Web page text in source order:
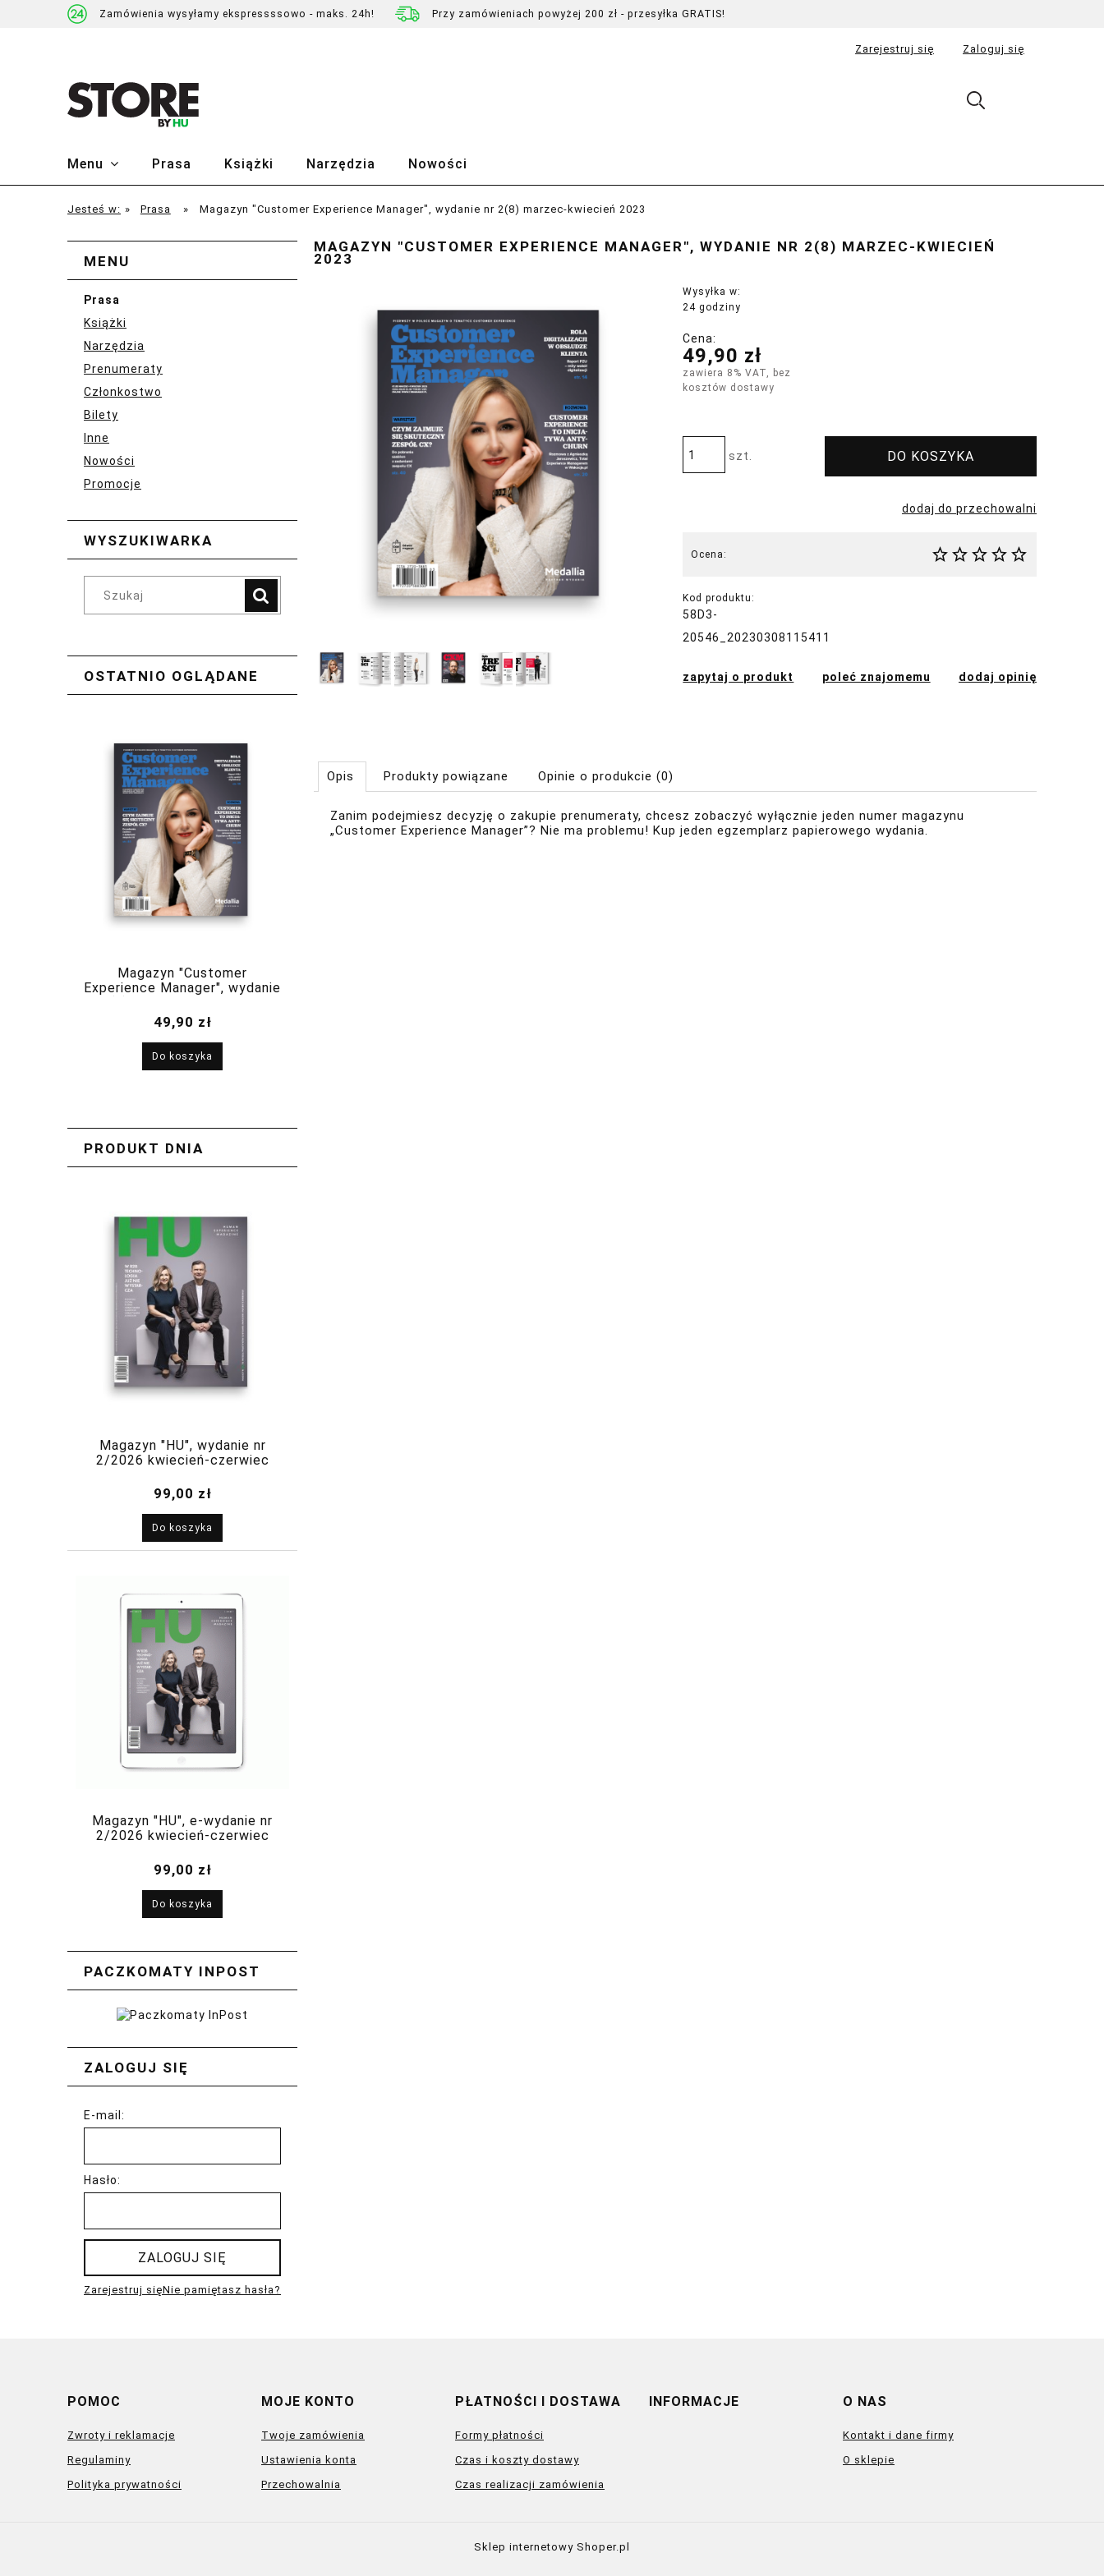
Zamówienia wysyłamy ekspressssowo - maks. 24h! Przy zamówieniach powyżej 200 zł - przesyłka GRATIS!
Zarejestruj się Zaloguj się
Menu Prasa Książki Narzędzia Nowości
Jesteś w: » Prasa » Magazyn "Customer Experience Manager", wydanie nr 2(8) marzec-kwiecień 2023
MENU
Prasa
Książki
Narzędzia
Prenumeraty
Członkostwo
Bilety
Inne
Nowości
Promocje
WYSZUKIWARKA
OSTATNIO OGLĄDANE
Magazyn "Customer
Experience Manager", wydanie
49,90 zł
Do koszyka
PRODUKT DNIA
Magazyn "HU", wydanie nr
2/2026 kwiecień-czerwiec
99,00 zł
Do koszyka
Magazyn "HU", e-wydanie nr
2/2026 kwiecień-czerwiec
99,00 zł
Do koszyka
PACZKOMATY INPOST
ZALOGUJ SIĘ
E-mail:
Hasło:
ZALOGUJ SIĘ
Nie pamiętasz hasła?
Zarejestruj się
MAGAZYN "CUSTOMER EXPERIENCE MANAGER", WYDANIE NR 2(8) MARZEC-KWIECIEŃ
2023
Wysyłka w:
24 godziny
Cena:
49,90 zł
zawiera 8% VAT, bez
kosztów dostawy
szt. DO KOSZYKA
dodaj do przechowalni
Ocena:
Kod produktu:
58D3-
20546_20230308115411
zapytaj o produkt poleć znajomemu dodaj opinię
Opis Produkty powiązane Opinie o produkcie (0)
Zanim podejmiesz decyzję o zakupie prenumeraty, chcesz zobaczyć wyłącznie jeden numer magazynu
„Customer Experience Manager”? Nie ma problemu! Kup jeden egzemplarz papierowego wydania.
POMOC
Zwroty i reklamacje
Regulaminy
Polityka prywatności
MOJE KONTO
Twoje zamówienia
Ustawienia konta
Przechowalnia
PŁATNOŚCI I DOSTAWA
Formy płatności
Czas i koszty dostawy
Czas realizacji zamówienia
INFORMACJE O NAS
Kontakt i dane firmy
O sklepie
Sklep internetowy Shoper.pl